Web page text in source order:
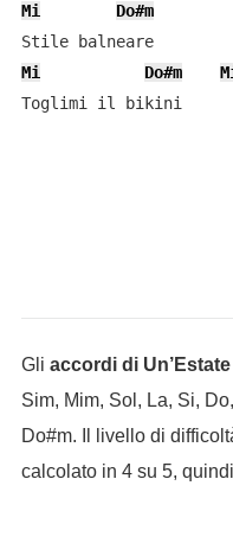
Mi
Do#m
Stile balneare
Mi
Do#m
Toglimi il bikini
Gli accordi di
Sim, Mim, Sol, La, Si,
Do#m. Il livello di
calcolato in 4 su 5,